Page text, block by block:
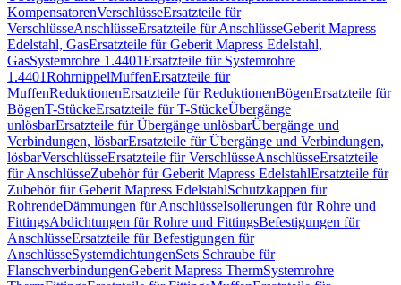
KompensatorenVerschlüsseErsatzteile für
VerschlüsseAnschlüsseErsatzteile für AnschlüsseGeberit Mapress
Edelstahl, GasErsatzteile für Geberit Mapress Edelstahl,
GasSystemrohre 1.4401Ersatzteile für Systemrohre
1.4401RohrnippelMuffenErsatzteile für
MuffenReduktionenErsatzteile für ReduktionenBögenErsatzteile für
BögenT-StückeErsatzteile für T-StückeÜbergänge
unlösbarErsatzteile für Übergänge unlösbarÜbergänge und
Verbindungen, lösbarErsatzteile für Übergänge und Verbindungen,
lösbarVerschlüsseErsatzteile für VerschlüsseAnschlüsseErsatzteile
für AnschlüsseZubehör für Geberit Mapress EdelstahlErsatzteile für
Zubehör für Geberit Mapress EdelstahlSchutzkappen für
RohrendeDämmungen für AnschlüsseIsolierungen für Rohre und
FittingsAbdichtungen für Rohre und FittingsBefestigungen für
AnschlüsseErsatzteile für Befestigungen für
AnschlüsseSystemdichtungenSets Schraube für
FlanschverbindungenGeberit Mapress ThermSystemrohre